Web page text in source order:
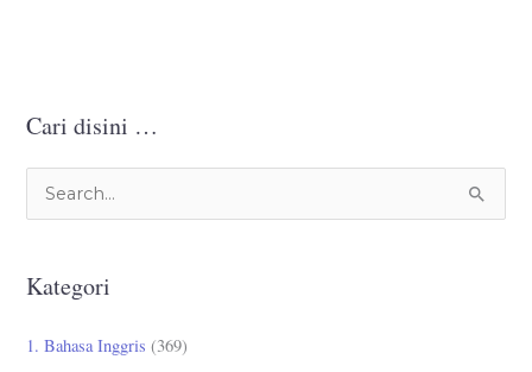
Cari disini …
i
u
Kategori
1. Bahasa Inggris (369)